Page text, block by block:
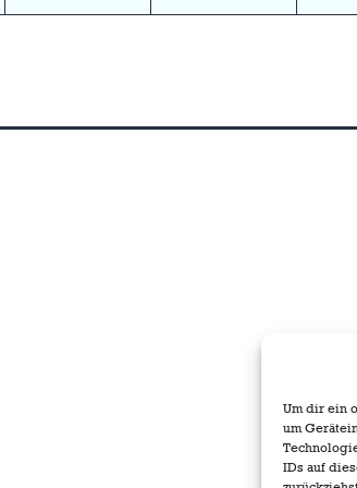
Um dir ein
um
IDs auf